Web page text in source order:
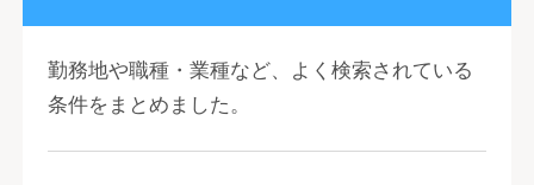
勤務地や職種・業種など、よく検索されている
条件をまとめました。